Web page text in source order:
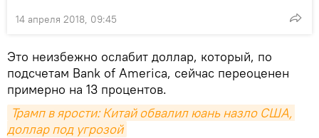
14 апреля 2018, 09:45
Это неизбежно ослабит доллар, который, по
подсчетам Bank of America, сейчас переоценен
примерно на 13 процентов.
Трамп в ярости: Китай обвалил юань назло США,
доллар под угрозой